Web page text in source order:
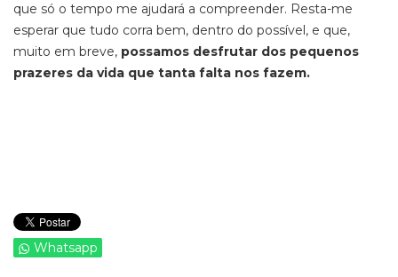
que só o tempo me ajudará a compreender. Resta-me
esperar que tudo corra bem, dentro do possível, e que,
muito em breve, possamos desfrutar dos pequenos
prazeres da vida que tanta falta nos fazem.
Whatsapp